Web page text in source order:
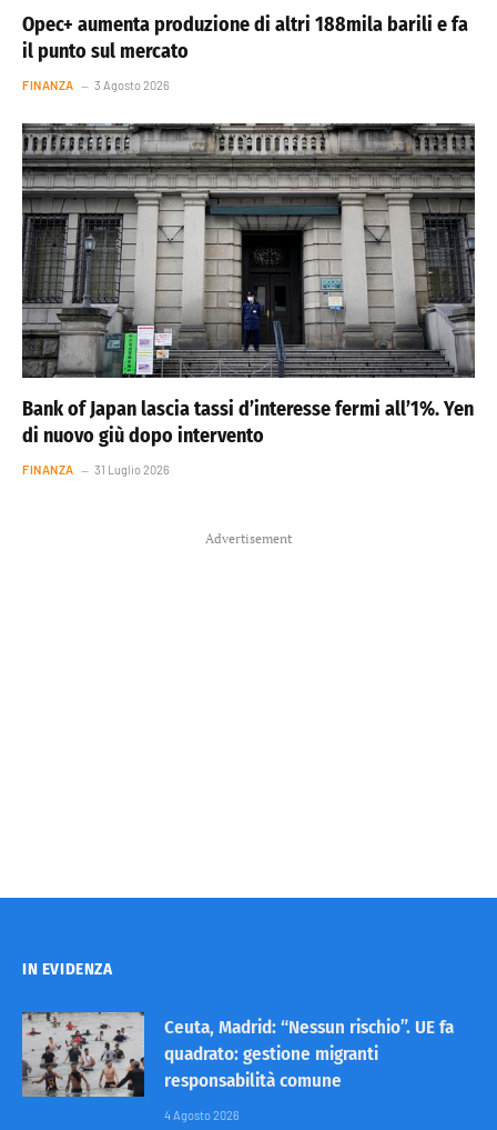
Opec+ aumenta produzione di altri 188mila barili e fa
il punto sul mercato
FINANZA 3 Agosto 2026
Bank of Japan lascia tassi d’interesse fermi all’1%. Yen
di nuovo giù dopo intervento
FINANZA 31 Luglio 2026
Advertisement
IN EVIDENZA
Ceuta, Madrid: “Nessun rischio”. UE fa
quadrato: gestione migranti
responsabilità comune
4 Agosto 2026